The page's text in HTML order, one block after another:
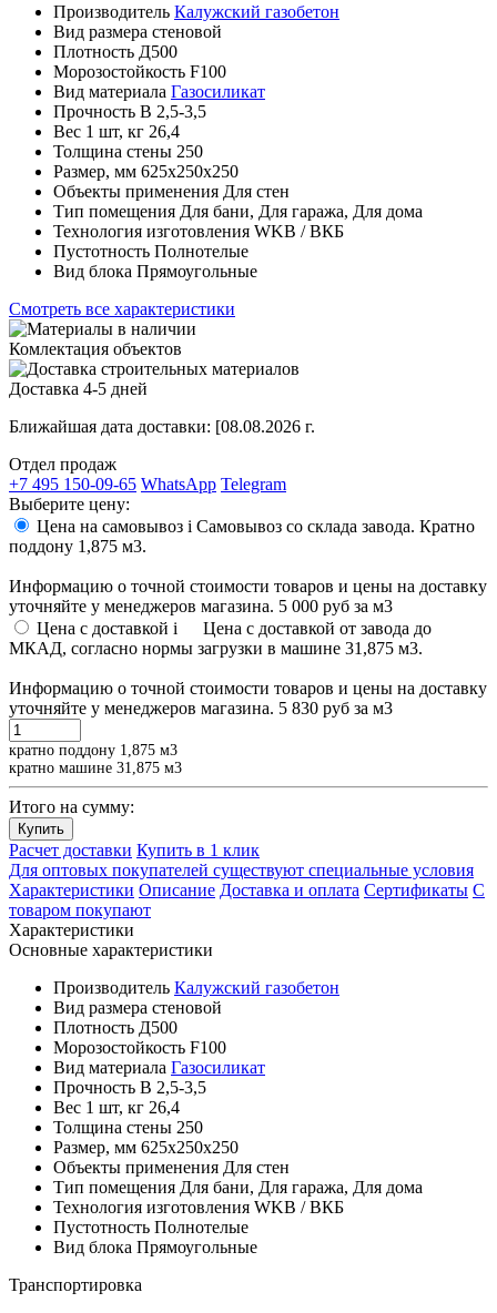
Производитель Калужский газобетон
Вид размера стеновой
Плотность Д500
Морозостойкость F100
Вид материала Газосиликат
Прочность B 2,5-3,5
Вес 1 шт, кг 26,4
Толщина стены 250
Размер, мм 625х250х250
Объекты применения Для стен
Тип помещения Для бани, Для гаража, Для дома
Технология изготовления WKB / ВКБ
Пустотность Полнотелые
Вид блока Прямоугольные
Смотреть все характеристики
Комлектация объектов
Доставка 4-5 дней
Ближайшая дата доставки: [08.08.2026 г.
Отдел продаж
+7 495 150-09-65 WhatsApp Telegram
Выберите цену:
Цена на самовывоз i Самовывоз со склада завода. Кратно
поддону 1,875 м3.
Информацию о точной стоимости товаров и цены на доставку
уточняйте у менеджеров магазина. 5 000 руб за м3
Цена с доставкой i
Цена с доставкой от завода до
МКАД, согласно нормы загрузки в машине 31,875 м3.
Информацию о точной стоимости товаров и цены на доставку
уточняйте у менеджеров магазина. 5 830 руб за м3
кратно поддону 1,875 м3
кратно машине 31,875 м3
Итого на сумму:
Купить
Расчет доставки Купить в 1 клик
Для оптовых покупателей существуют специальные условия
Характеристики Описание Доставка и оплата Сертификаты С
товаром покупают
Характеристики
Основные характеристики
Производитель Калужский газобетон
Вид размера стеновой
Плотность Д500
Морозостойкость F100
Вид материала Газосиликат
Прочность B 2,5-3,5
Вес 1 шт, кг 26,4
Толщина стены 250
Размер, мм 625х250х250
Объекты применения Для стен
Тип помещения Для бани, Для гаража, Для дома
Технология изготовления WKB / ВКБ
Пустотность Полнотелые
Вид блока Прямоугольные
Транспортировка